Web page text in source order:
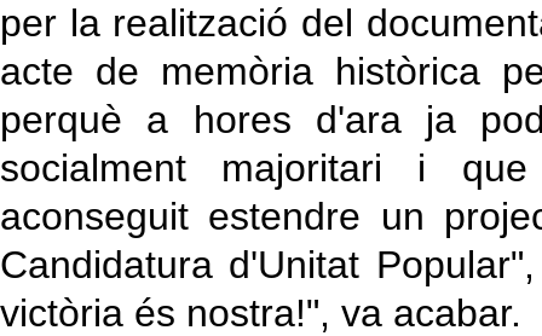
per la realització del
acte de memòria històrica
perquè a hores d'ara ja
socialment majoritari i que
aconseguit estendre un
Candidatura d'Unitat
victòria és nostra!", va acabar.